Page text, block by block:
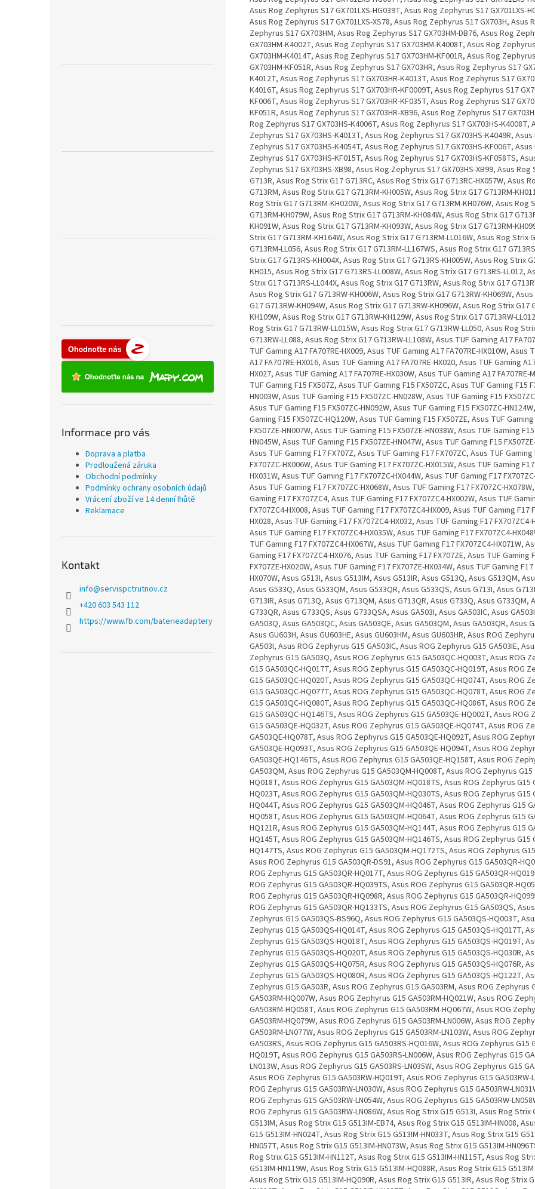
Informace pro vás
Doprava a platba
Prodloužená záruka
Obchodní podmínky
Podmínky ochrany osobních údajů
Vrácení zboží ve 14 denní lhůtě
Reklamace
Kontakt
info@servispctrutnov.cz
+420 603 543 112
https://www.fb.com/baterieadaptery